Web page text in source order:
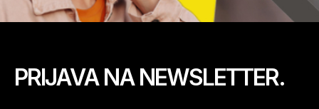
PRIJAVA NA NEWSLETTER.